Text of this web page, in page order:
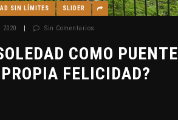
SIN LÍMITES SLIDER
| Sin Comentarios
COMO PUENTE
FELICIDAD?